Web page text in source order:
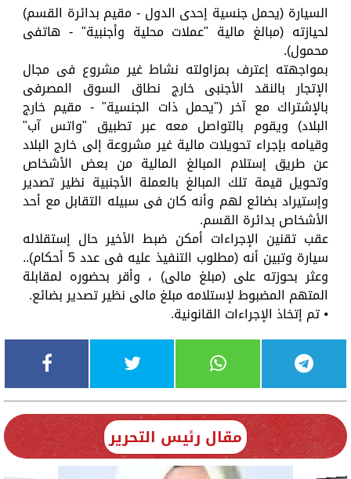
السيارة (يحمل جنسية إحدى الدول - مقيم بدائرة القسم)
لحيازته (مبالغ مالية "عملات محلية وأجنبية" - هاتفى
محمول).
بمواجهته إعترف بمزاولته نشاط غير مشروع فى مجال
الإتجار بالنقد الأجنبى خارج نطاق السوق المصرفى
بالإشتراك مع آخر ("يحمل ذات الجنسية" - مقيم خارج
البلاد) ويقوم بالتواصل معه عبر تطبيق "واتس آب"
وقيامه بإجراء تحويلات مالية غير مشروعة إلى خارج البلاد
عن طريق إستلام المبالغ المالية من بعض الأشخاص
وتحويل قيمة تلك المبالغ بالعملة الأجنبية نظير تصدير
وإستيراد بضائع لهم وأنه كان فى سبيله التقابل مع أحد
الأشخاص بدائرة القسم.
عقب تقنين الإجراءات أمكن ضبط الأخير حال إستقلاله
سيارة وتبين أنه (مطلوب التنفيذ عليه فى عدد 5 أحكام)..
وعثر بحوزته على (مبلغ مالى) ، وأقر بحضوره لمقابلة
المتهم المضبوط لإستلامه مبلغ مالى نظير تصدير بضائع.
⦁ تم إتخاذ الإجراءات القانونية.
مقال رئيس التحرير